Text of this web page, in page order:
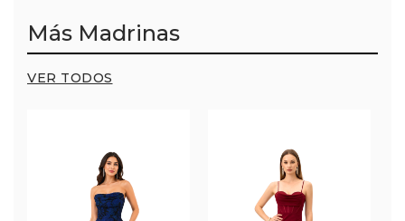
Más Madrinas
VER TODOS